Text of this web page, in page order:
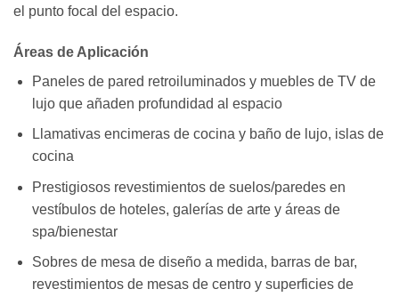
el punto focal del espacio.
Áreas de Aplicación
Paneles de pared retroiluminados y muebles de TV de
lujo que añaden profundidad al espacio
Llamativas encimeras de cocina y baño de lujo, islas de
cocina
Prestigiosos revestimientos de suelos/paredes en
vestíbulos de hoteles, galerías de arte y áreas de
spa/bienestar
Sobres de mesa de diseño a medida, barras de bar,
revestimientos de mesas de centro y superficies de